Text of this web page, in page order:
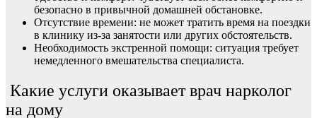
безопасно в привычной домашней обстановке.
Отсутствие времени: не может тратить время на поездки
в клинику из-за занятости или других обстоятельств.
Необходимость экстренной помощи: ситуация требует
немедленного вмешательства специалиста.
Какие услуги оказывает врач нарколог
на дому